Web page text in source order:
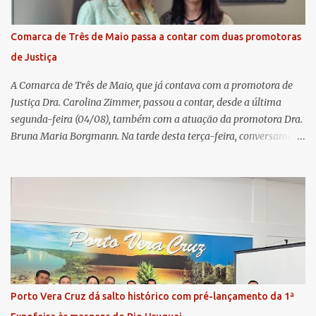
Remuneração dos Administradores Estatutários e do regulamento
do Fundo Social, reforçando o compromisso da cooperativa com a
transparência e a governança. No Encontro de Coordenadores de
Núcleo, o presidente da Sicredi União RS/ES, Sidnei Strejevitch, fez
um balanço das principais real...
Comarca de Três de Maio passa a contar com duas promotoras
de Justiça
A Comarca de Três de Maio, que já contava com a promotora de
Justiça Dra. Carolina Zimmer, passou a contar, desde a última
segunda-feira (04/08), também com a atuação da promotora Dra.
Bruna Maria Borgmann. Na tarde desta terça-feira, conversamos
pelo Ministério Público e destacou a importância da instituição
para a comunidade, bem como a relevância da chegada da nova
colega, que contribuirá no andamento dos processos. A Dra. Bruna,
por sua vez, se apresentou à comunidade. Ela atuou por 12 anos na
Comarca de Horizontina e foi promovida para Três de Maio, onde
já esteve em outras ocasiões substituindo a Dra. Carolina durante
períodos de férias. A nova promotora ressaltou o volume de
processos da comarca e a importância do trabalho conjunto,
Porto Vera Cruz dá salto histórico com pré-lançamento da 1ª